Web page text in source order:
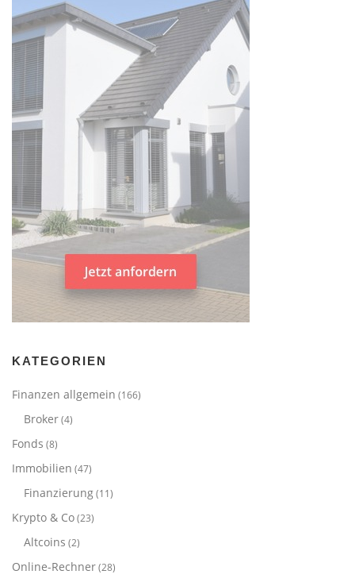
KATEGORIEN
Finanzen allgemein (166)
Broker(4)
Fonds (8)
Immobilien (47)
Finanzierung(11)
Krypto & Co(23)
Altcoins (2)
Online-Rechner(28)